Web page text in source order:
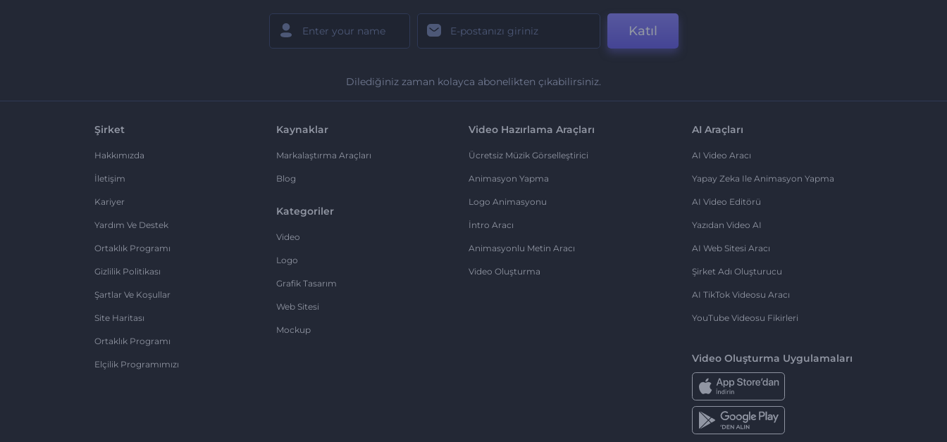
Katıl
Dilediğiniz zaman kolayca abonelikten çıkabilirsiniz.
Şirket
Hakkımızda
İletişim
Kariyer
Yardım Ve Destek
Ortaklık Programı
Gizlilik Politikası
Şartlar Ve Koşullar
Site Haritası
Ortaklık Programı
Elçilik Programımızı
Kaynaklar
Markalaştırma Araçları
Blog
Kategoriler
Video
Logo
Grafik Tasarım
Web Sitesi
Mockup
Video Hazırlama Araçları
Ücretsiz Müzik Görselleştirici
Animasyon Yapma
Logo Animasyonu
İntro Aracı
Animasyonlu Metin Aracı
Video Oluşturma
AI Araçları
AI Video Aracı
Yapay Zeka Ile Animasyon Yapma
AI Video Editörü
Yazıdan Video AI
AI Web Sitesi Aracı
Şirket Adı Oluşturucu
AI TikTok Videosu Aracı
YouTube Videosu Fikirleri
Video Oluşturma Uygulamaları